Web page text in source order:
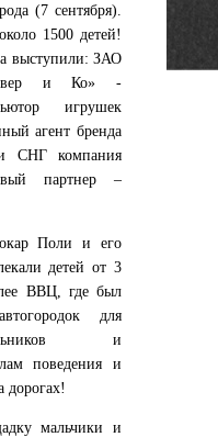
(7 сентября).
1500 детей!
выступили: ЗАО
и Ко» -
игрушек
агент бренда
СНГ компания
партнер –
Поли и его
детей от 3
ВВЦ, где был
для
и
поведения и
дорогах!
мальчики и